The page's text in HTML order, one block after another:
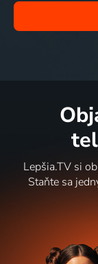
Lepšia.TV si
Staňte sa